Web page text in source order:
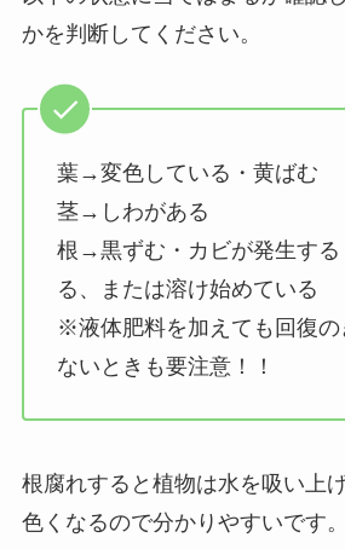
かを判断してください。
葉→変色している・黄ばむ
茎→しわがある
根→黒ずむ・カビが発生する
る、または溶け始めている
※液体肥料を加えても回復の
ないときも要注意！！
根腐れすると植物は水を吸い上
色くなるので分かりやすいです。